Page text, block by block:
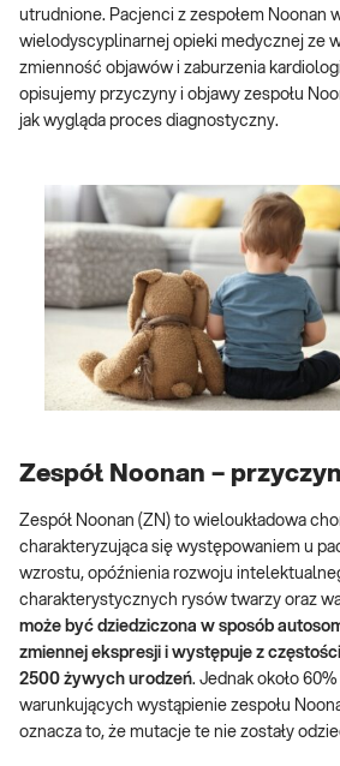
utrudnione. Pacjenci z zespołem Noonan
wielodyscyplinarnej opieki medycznej ze
zmienność objawów i zaburzenia
opisujemy przyczyny i objawy zespołu
jak wygląda proces diagnostyczny.
Zespół Noonan –
Zespół Noonan (ZN) to wieloukładowa
charakteryzująca się występowaniem u
wzrostu, opóźnienia rozwoju
charakterystycznych rysów twarzy oraz
może być dziedziczona w sposób
zmiennej ekspresji i występuje z
2500 żywych urodzeń. Jednak około
warunkujących wystąpienie zespołu
oznacza to, że mutacje te nie zostały